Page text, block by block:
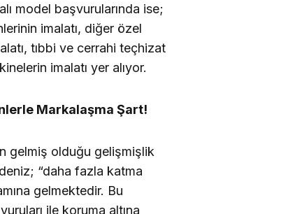
model başvurularında ise;
imalatı, diğer özel
tıbbi ve cerrahi teçhizat
imalatı yer alıyor.
Markalaşma Şart!
gelmiş olduğu gelişmişlik
“daha fazla katma
gelmektedir. Bu
ile koruma altına